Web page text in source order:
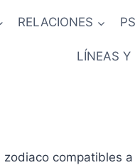
RELACIONES
LÍNEAS Y
zodiaco compatibles